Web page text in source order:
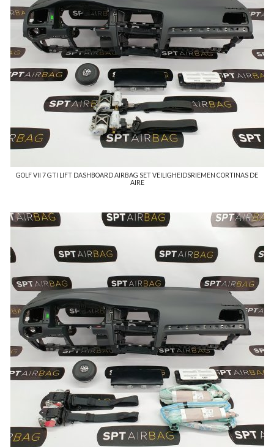
GOLF VII 7 GTI LIFT DASHBOARD AIRBAG SET VEILIGHEIDSRIEMEN CORTINAS DE
AIRE